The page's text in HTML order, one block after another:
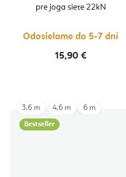
pre joga siete 22kN
Odosielame do 5-7 dní
15,90 €
Bestseller
3,6 m 4,6 m 6 m